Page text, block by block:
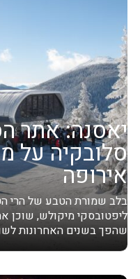
יאסנה: אתר
סלובקיה על
אירופה
בלב שמורת הטבע של הרי
שהפך בשנים האחרונות
שפוי. עם תשתיות...